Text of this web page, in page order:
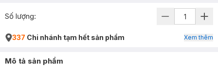
Số lượng:
337 Chi nhánh tạm hết sản phẩm Xem thêm
Mô tả sản phẩm